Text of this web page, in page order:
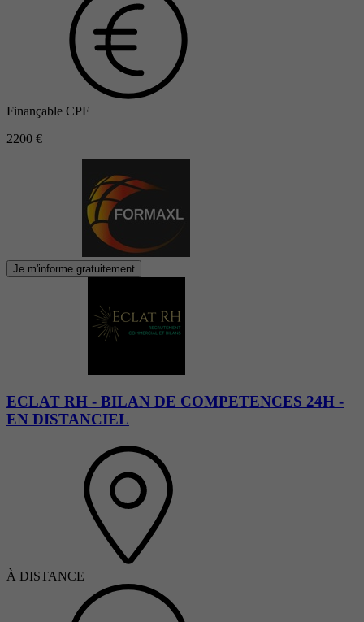
Finançable CPF
2200 €
Je m'informe gratuitement
ECLAT RH - BILAN DE COMPETENCES 24H -
EN DISTANCIEL
À DISTANCE